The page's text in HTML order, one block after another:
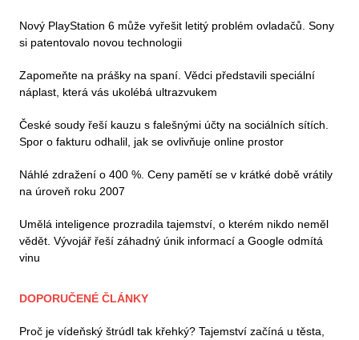
Nový PlayStation 6 může vyřešit letitý problém ovladačů. Sony
si patentovalo novou technologii
Zapomeňte na prášky na spaní. Vědci představili speciální
náplast, která vás ukolébá ultrazvukem
České soudy řeší kauzu s falešnými účty na sociálních sítích.
Spor o fakturu odhalil, jak se ovlivňuje online prostor
Náhlé zdražení o 400 %. Ceny pamětí se v krátké době vrátily
na úroveň roku 2007
Umělá inteligence prozradila tajemství, o kterém nikdo neměl
vědět. Vývojář řeší záhadný únik informací a Google odmítá
vinu
DOPORUČENÉ ČLÁNKY
Proč je vídeňský štrúdl tak křehký? Tajemství začíná u těsta,